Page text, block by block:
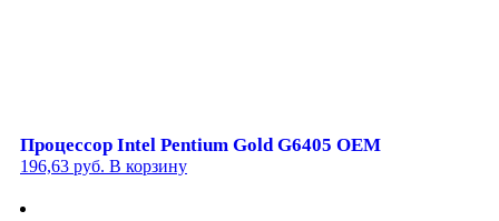
Процессор Intel Pentium Gold G6405 OEM
196,63 руб. В корзину